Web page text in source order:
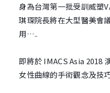
身為台灣第一批受訓威塑
琪琛院長將在大型醫美會
用…..
即將於 IMACS Asia 2018
女性曲線的手術觀念及技